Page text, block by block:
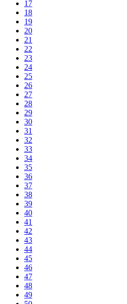
17
18
19
20
21
22
23
24
25
26
27
28
29
30
31
32
33
34
35
36
37
38
39
40
41
42
43
44
45
46
47
48
49